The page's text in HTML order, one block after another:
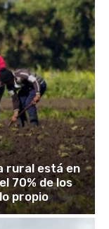
rural está en
70% de los
propio